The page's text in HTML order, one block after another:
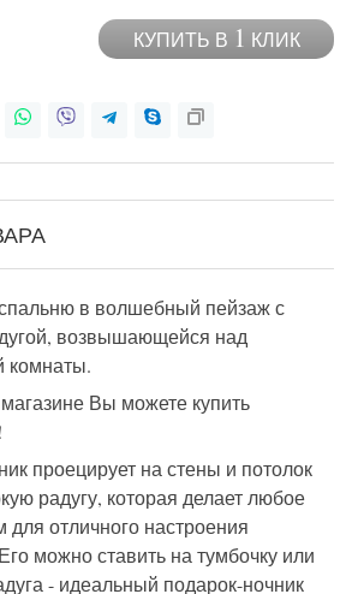
КУПИТЬ В 1 КЛИК
в волшебный пейзаж с
возвышающейся над
комнаты.
Вы можете купить
проецирует на стены и потолок
радугу, которая делает любое
отличного настроения
можно ставить на тумбочку или
- идеальный подарок-ночник